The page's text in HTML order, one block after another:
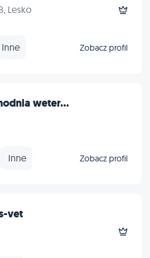
Lesko
Inne Zobacz profil
weter...
Inne Zobacz profil
vet